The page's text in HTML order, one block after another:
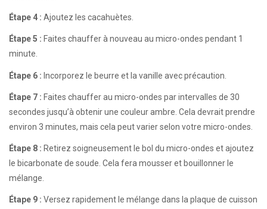
Étape 4 : Ajoutez les cacahuètes.
Étape 5 : Faites chauffer à nouveau au micro-ondes pendant 1
minute.
Étape 6 : Incorporez le beurre et la vanille avec précaution.
Étape 7 : Faites chauffer au micro-ondes par intervalles de 30
secondes jusqu’à obtenir une couleur ambre. Cela devrait prendre
environ 3 minutes, mais cela peut varier selon votre micro-ondes.
Étape 8 : Retirez soigneusement le bol du micro-ondes et ajoutez
le bicarbonate de soude. Cela fera mousser et bouillonner le
mélange.
Étape 9 : Versez rapidement le mélange dans la plaque de cuisson